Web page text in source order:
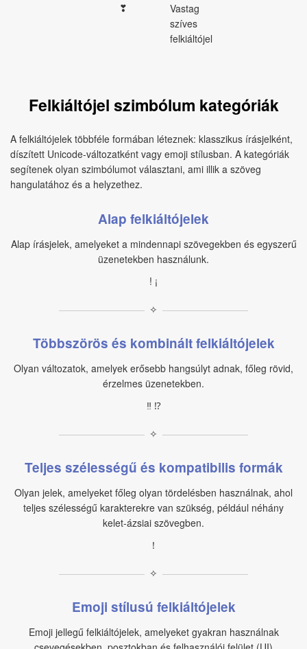
❣
Vastag
szíves
felkiáltójel
Felkiáltójel szimbólum kategóriák
A felkiáltójelek többféle formában léteznek: klasszikus írásjelként,
díszített Unicode-változatként vagy emoji stílusban. A kategóriák
segítenek olyan szimbólumot választani, ami illik a szöveg
hangulatához és a helyzethez.
Alap felkiáltójelek
Alap írásjelek, amelyeket a mindennapi szövegekben és egyszerű
üzenetekben használunk.
! ¡
✧
Többszörös és kombinált felkiáltójelek
Olyan változatok, amelyek erősebb hangsúlyt adnak, főleg rövid,
érzelmes üzenetekben.
‼ ⁉
✧
Teljes szélességű és kompatibilis formák
Olyan jelek, amelyeket főleg olyan tördelésben használnak, ahol
teljes szélességű karakterekre van szükség, például néhány
kelet-ázsiai szövegben.
！
✧
Emoji stílusú felkiáltójelek
Emoji jellegű felkiáltójelek, amelyeket gyakran használnak